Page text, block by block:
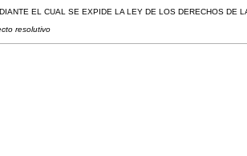
EL CUAL SE EXPIDE LA LEY DE LOS DERECHOS DE
resolutivo